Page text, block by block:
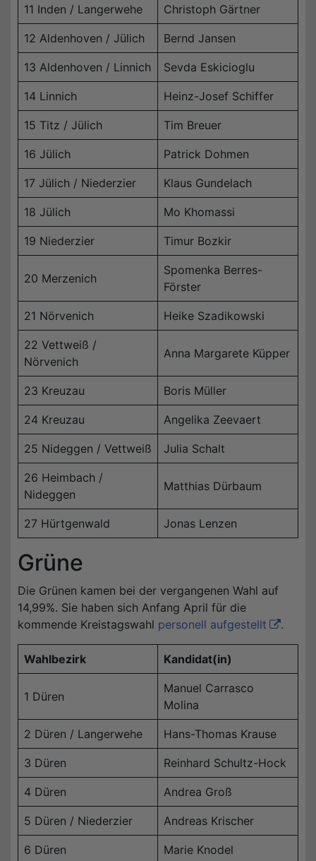
11 Inden / Langerwehe Christoph Gärtner
12 Aldenhoven / Jülich Bernd Jansen
13 Aldenhoven / Linnich Sevda Eskicioglu
14 Linnich Heinz-Josef Schiffer
15 Titz / Jülich Tim Breuer
16 Jülich Patrick Dohmen
17 Jülich / Niederzier Klaus Gundelach
18 Jülich Mo Khomassi
19 Niederzier Timur Bozkir
20 Merzenich
Spomenka Berres-
Förster
21 Nörvenich Heike Szadikowski
22 Vettweiß /
Nörvenich
Anna Margarete Küpper
23 Kreuzau Boris Müller
24 Kreuzau Angelika Zeevaert
25 Nideggen / Vettweiß Julia Schalt
26 Heimbach /
Nideggen
Matthias Dürbaum
27 Hürtgenwald Jonas Lenzen
Grüne
Die Grünen kamen bei der vergangenen Wahl auf
14,99%. Sie haben sich Anfang April für die
kommende Kreistagswahl personell aufgestellt .
Wahlbezirk Kandidat(in)
1 Düren
Manuel Carrasco
Molina
2 Düren / Langerwehe Hans-Thomas Krause
3 Düren Reinhard Schultz-Hock
4 Düren Andrea Groß
5 Düren / Niederzier Andreas Krischer
6 Düren Marie Knodel